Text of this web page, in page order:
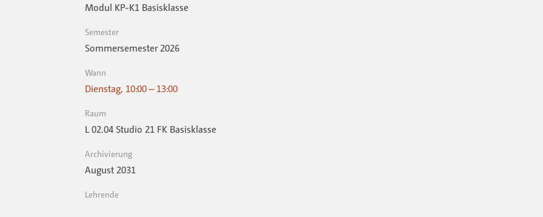
Modul KP-K1 Basisklasse
Semester
Sommersemester 2026
Wann
Dienstag, 10:00 – 13:00
Raum
L 02.04 Studio 21 FK Basisklasse
Archivierung
August 2031
Lehrende